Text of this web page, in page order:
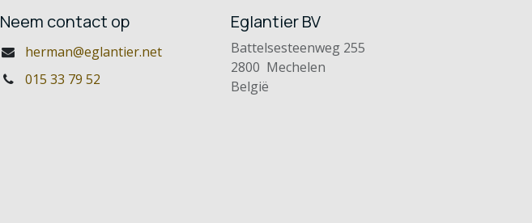
Neem contact op
herman@eglantier.net
015 33 79 52
Eglantier BV
Battelsesteenweg 255
2800 Mechelen
België